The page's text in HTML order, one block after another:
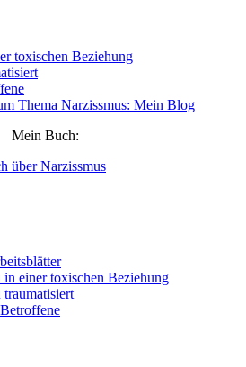
toxischen Beziehung
Thema Narzissmus: Mein Blog
Mein Buch:
in einer toxischen Beziehung